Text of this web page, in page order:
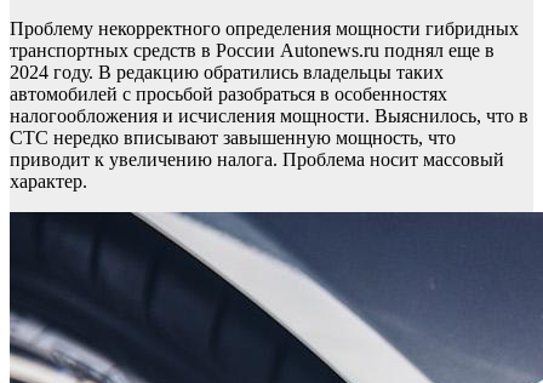
Проблему некорректного определения мощности гибридных
транспортных средств в России Autonews.ru поднял еще в
2024 году. В редакцию обратились владельцы таких
автомобилей с просьбой разобраться в особенностях
налогообложения и исчисления мощности. Выяснилось, что в
СТС нередко вписывают завышенную мощность, что
приводит к увеличению налога. Проблема носит массовый
характер.